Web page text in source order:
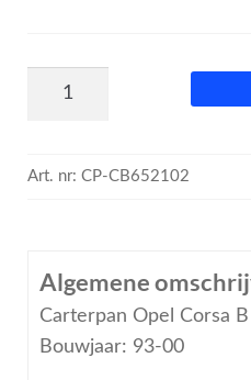
Art. nr: CP-CB652102
Algemene
Carterpan Opel Corsa B
Bouwjaar: 93-00